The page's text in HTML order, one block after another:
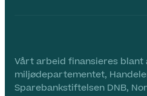
Vårt arbeid finansieres blant
miljødepartementet,
Sparebankstiftelsen DNB,